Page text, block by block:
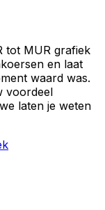
tot MUR grafiek
en laat
waard was.
voordeel
laten je weten